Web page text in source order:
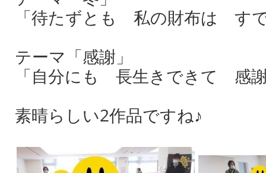
「待たずとも 私の財布は す
テーマ「感謝」
「自分にも 長生きできて 感
素晴らしい2作品ですね♪